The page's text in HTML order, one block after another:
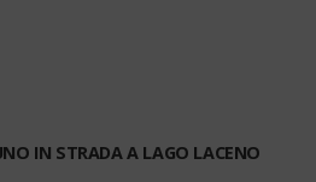
IN STRADA A LAGO LACENO